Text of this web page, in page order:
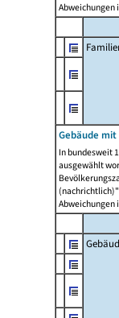
Abweichungen
Gebäude
In bundesweit
ausgewählt
Abweichungen